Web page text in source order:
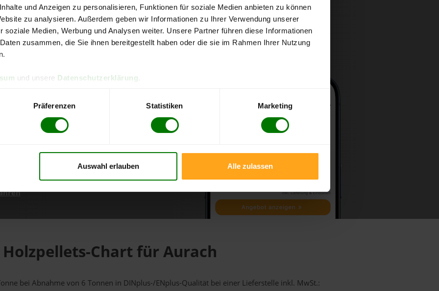
und Anzeigen zu personalisieren, Funktionen für soziale Medien anbieten zu können
zu analysieren. Außerdem geben wir Informationen zu Ihrer Verwendung unserer
soziale Medien, Werbung und Analysen weiter. Unsere Partner führen diese Informationen
zusammen, die Sie ihnen bereitgestellt haben oder die sie im Rahmen Ihrer Nutzung
und unsere Datenschutzerklärung
Präferenzen Statistiken Marketing
Auswahl erlauben Alle zulassen
kostenlose
direkt online bestellen
aktuellen Stand
Holzpellets-Chart für Aurach
bei Abnahmevon 6 Tonnen in DINplus-/ENplus-Qualität bei einer Lieferstelle inkl. MwSt.: